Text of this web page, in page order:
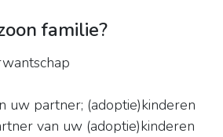
familie?
uw partner; (adoptie)kinderen
van uw (adoptie)kinderen